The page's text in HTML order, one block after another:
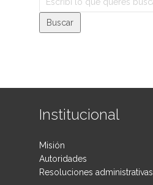
Institucional
Misión
Autoridades
Resoluciones administrativas